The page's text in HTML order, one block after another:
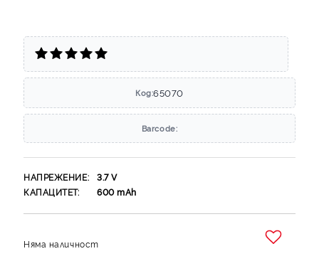
Код:65070
Barcode:
НАПРЕЖЕНИЕ: 3.7V
КАПАЦИТЕТ:
600mAh
Няма наличност